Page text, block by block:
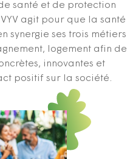
santé et de protection
agit pour que la santé
synergie ses trois métiers
logement afin de
innovantes et
positif sur la société.